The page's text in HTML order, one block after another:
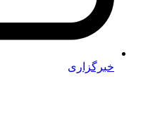
خبرگزاری